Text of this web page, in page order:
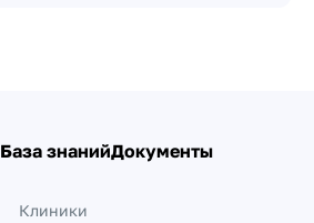
База знанийДокументы
Клиники